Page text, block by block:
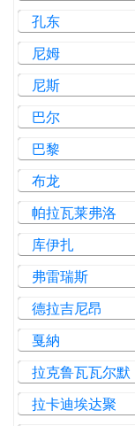
孔东
尼姆
尼斯
巴尔
巴黎
布龙
帕拉瓦莱弗洛
库伊扎
弗雷瑞斯
德拉吉尼昂
戛納
拉克鲁瓦瓦尔默
拉卡迪埃达聚